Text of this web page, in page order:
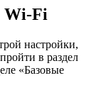
Wi-Fi
настройки,
в раздел
«Базовые